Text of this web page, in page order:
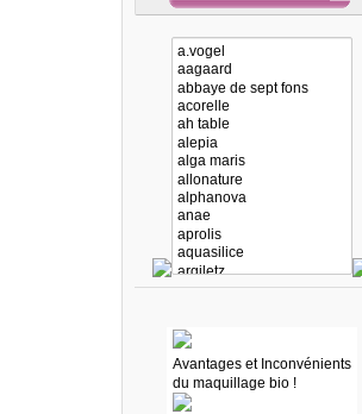
Avantages et Inconvénients
du maquillage bio !